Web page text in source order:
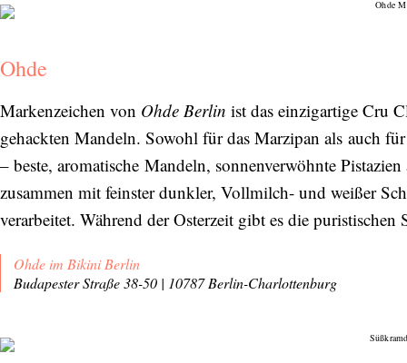
Ohde
Markenzeichen von Ohde Berlin ist das einzigartige Cru
gehackten Mandeln. Sowohl für das Marzipan als auch
– beste, aromatische Mandeln, sonnenverwöhnte
zusammen mit feinster dunkler, Vollmilch- und weißer
verarbeitet. Während der Osterzeit gibt es die
Ohde im Bikini Berlin
Budapester Straße 38-50 | 10787 Berlin-Charlottenburg
Entdecken Sie jede Woche neue schöne
Orte, handverlesene Geheimtipps und